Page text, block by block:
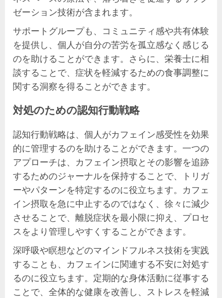
ゼーション技術が含まれます。
サポートグループも、コミュニティ感や共有体験
を提供し、個人が自分の苦労を孤立感なく感じる
のを助けることができます。さらに、栄養士に相
談することで、症状を軽減するための食事調整に
関する洞察を得ることができます。
対処のための認知行動戦略
認知行動戦略は、個人がカフェイン感受性を効果
的に管理するのを助けることができます。一つの
アプローチは、カフェイン摂取とその影響を追跡
するためのジャーナルを保持することで、トリガ
ーやパターンを特定するのに役立ちます。カフェ
イン摂取を急に中止するのではなく、徐々に減少
させることで、離脱症状を最小限に抑え、プロセ
スをより管理しやすくすることができます。
深呼吸や瞑想などのマインドフルネス技術を実践
することも、カフェインに関連する不安に対処す
るのに役立ちます。定期的な身体活動に従事する
ことで、全体的な健康を改善し、ストレスを軽減